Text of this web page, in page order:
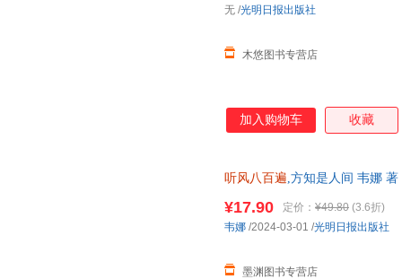
木悠图书专营店
无 /光明日报出版社
加入购物车 收藏
听风八百遍,方知是人间 韦娜
¥17.90 定价： ¥49.80 (3.6折)
墨渊图书专营店
韦娜 /2024-03-01 /光明日报出版社